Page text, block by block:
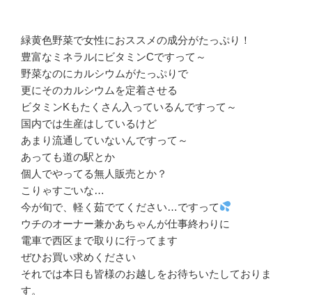
緑黄色野菜で女性におススメの成分がたっぷり！
豊富なミネラルにビタミンCですって～
野菜なのにカルシウムがたっぷりで
更にそのカルシウムを定着させる
ビタミンKもたくさん入っているんですって～
国内では生産はしているけど
あまり流通していないんですって～
あっても道の駅とか
個人でやってる無人販売とか？
こりゃすごいな…
今が旬で、軽く茹でてください…ですって
ウチのオーナー兼かあちゃんが仕事終わりに
電車で西区まで取りに行ってます
ぜひお買い求めください
それでは本日も皆様のお越しをお待ちいたしておりま
す。